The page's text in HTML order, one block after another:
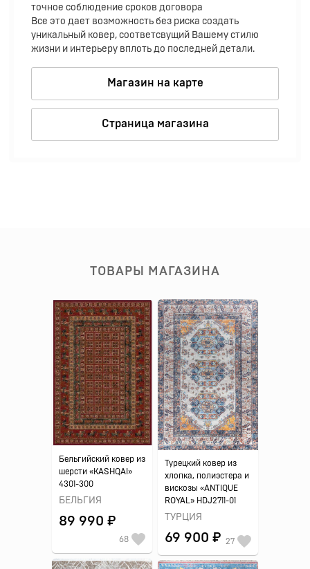
точное соблюдение сроков договора
Все это дает возможность без риска создать
уникальный ковер, соответсвущий Вашему стилю
жизни и интерьеру вплоть до последней детали.
Магазин на карте
Страница магазина
ТОВАРЫ МАГАЗИНА
Бельгийский ковер из
шерсти «KASHQAI»
4301-300
БЕЛЬГИЯ
89 990 ₽
68
Турецкий ковер из
хлопка, полиэстера и
вискозы «ANTIQUE
ROYAL» HDJ2711-01
ТУРЦИЯ
69 900 ₽ 27